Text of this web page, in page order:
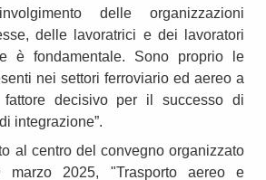
delle organizzazioni
delle lavoratrici e dei lavoratori
è fondamentale. Sono proprio le
nei settori ferroviario ed aereo a
fattore decisivo per il successo di
integrazione”.
al centro del convegno organizzato
2025, "Trasporto aereo e